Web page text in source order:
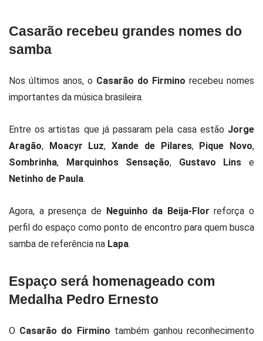
Casarão recebeu grandes nomes do
samba
Nos últimos anos, o Casarão do Firmino recebeu nomes
importantes da música brasileira.
Entre os artistas que já passaram pela casa estão Jorge
Aragão, Moacyr Luz,Xande de Pilares, Pique Novo,
Sombrinha, Marquinhos Sensação, Gustavo Lins e
Netinho de Paula.
Agora, a presença de Neguinho da Beija-Flor reforça o
perfil do espaço como ponto de encontro para quem busca
samba de referência na Lapa.
Espaço será homenageado com
Medalha Pedro Ernesto
O Casarão do Firmino também ganhou reconhecimento